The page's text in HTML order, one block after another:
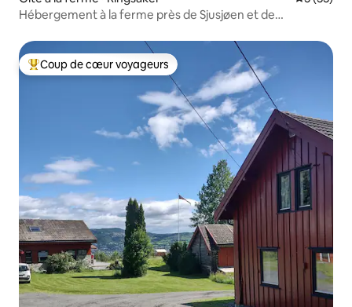
Hébergement à la ferme près de Sjusjøen et de
Coup de cœur voyageurs parmi les plus aimés
Coup de cœur voyageurs